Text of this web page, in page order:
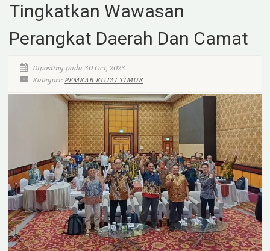
Tingkatkan Wawasan
Perangkat Daerah Dan Camat
Diposting pada 30 Oct, 2023
Kategori:PEMKAB KUTAI TIMUR